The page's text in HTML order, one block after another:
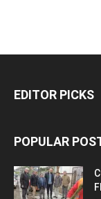
EDITOR PICKS
POPULAR